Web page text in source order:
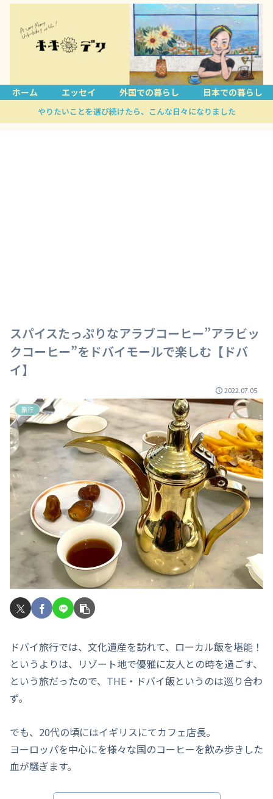
ホーム エッセイ 外国での暮らし 日本での暮らし
やりたいことを選び続けたら、こんな日々になりました
スパイスたっぷりなアラブコーヒー”アラビッ
クコーヒー”をドバイモールで楽しむ【ドバ
イ】
2022.07.05
旅行
ドバイ旅行では、文化遺産を訪れて、ローカル飯を堪能！
というよりは、リゾート地で優雅に友人との時を過ごす、
という旅だったので、THE・ドバイ飯というのは巡り合わ
ず。
でも、20代の頃にはイギリスにてカフェ店長。
ヨーロッパを中心にを様々な国のコーヒーを飲み歩きした
血が騒ぎます。